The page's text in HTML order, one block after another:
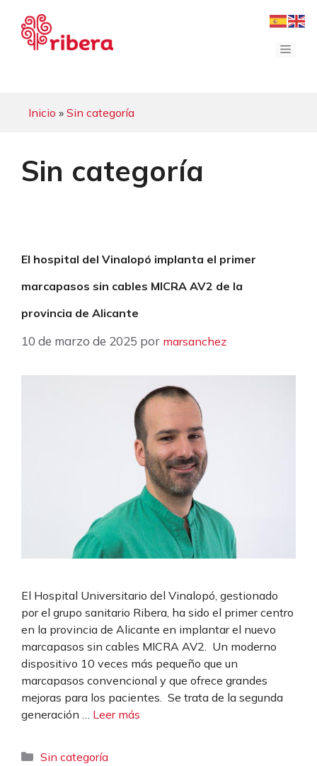
contenido
Menú
Inicio » Sin categoría
Sin categoría
El hospital del Vinalopó implanta el primer
marcapasos sin cables MICRA AV2 de la
provincia de Alicante
10 de marzo de 2025 por marsanchez
El Hospital Universitario del Vinalopó, gestionado
por el grupo sanitario Ribera, ha sido el primer centro
en la provincia de Alicante en implantar el nuevo
marcapasos sin cables MICRA AV2. Un moderno
dispositivo 10 veces más pequeño que un
marcapasos convencional y que ofrece grandes
mejoras para los pacientes. Se trata de la segunda
generación … Leer más
Categorías
Sin categoría